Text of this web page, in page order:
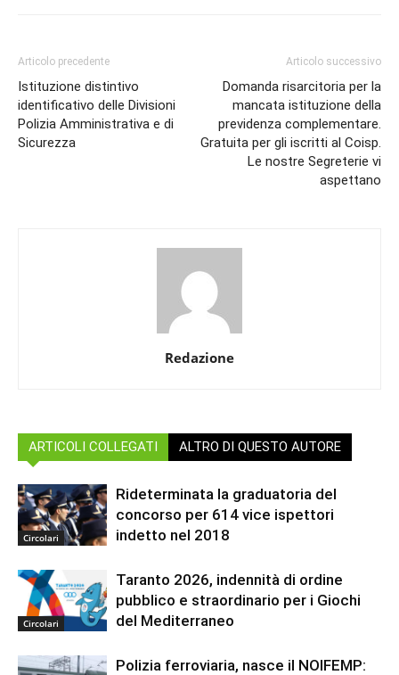
Articolo precedente
Istituzione distintivo
identificativo delle Divisioni
Polizia Amministrativa e di
Sicurezza
Articolo successivo
Domanda risarcitoria per la
mancata istituzione della
previdenza complementare.
Gratuita per gli iscritti al Coisp.
Le nostre Segreterie vi
aspettano
Redazione
ARTICOLI COLLEGATI ALTRO DI QUESTO AUTORE
Circolari
Rideterminata la graduatoria del
concorso per 614 vice ispettori
indetto nel 2018
Circolari
Taranto 2026, indennità di ordine
pubblico e straordinario per i Giochi
del Mediterraneo
Polizia ferroviaria, nasce il NOIFEMP: